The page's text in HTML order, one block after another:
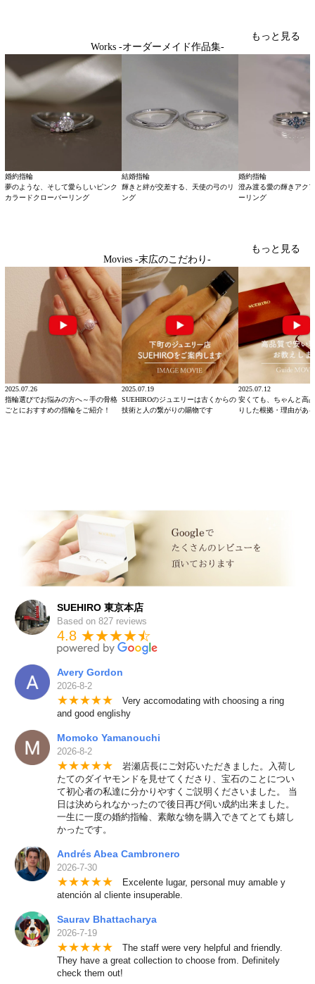
Works -オーダーメイド作品集-
もっと見る
婚約指輪
夢のような、そして愛らしいピンク
カラードクローバーリング
結婚指輪
輝きと絆が交差する、天使の弓のリ
ング
婚約指輪
澄み渡る愛の輝きアク
ーリング
Movies -末広のこだわり-
もっと見る
2025.07.26
指輪選びでお悩みの方へ～手の骨格
ごとにおすすめの指輪をご紹介！
2025.07.19
SUEHIROのジュエリーは古くからの
技術と人の繋がりの賜物です
2025.07.12
安くても、ちゃんと高
りした根拠・理由があ
SUEHIRO 東京本店
Based on 827 reviews
4.8 ★★★★★
☆
Avery Gordon
2026-8-2
★★★★★ Very accomodating with choosing a ring
and good englishy
Momoko Yamanouchi
2026-8-2
★★★★★ 岩瀬店長にご対応いただきました。入荷し
たてのダイヤモンドを見せてくださり、宝石のことについ
て初心者の私達に分かりやすくご説明くださいました。 当
日は決められなかったので後日再び伺い成約出来ました。
一生に一度の婚約指輪、素敵な物を購入できてとても嬉し
かったです。
Andrés Abea Cambronero
2026-7-30
★★★★★ Excelente lugar, personal muy amable y
atención al cliente insuperable.
Saurav Bhattacharya
2026-7-19
★★★★★ The staff were very helpful and friendly.
They have a great collection to choose from. Definitely
check them out!